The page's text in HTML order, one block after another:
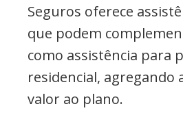
Seguros oferece
que podem
como assistência para
residencial, agregando
valor ao plano.